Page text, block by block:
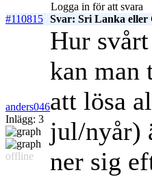
Logga in för att svara
#110815 Svar: Sri Lanka eller
anders046
Inlägg: 3
offline
Hur
kan man
att lösa
jul/nyår)
ner sig